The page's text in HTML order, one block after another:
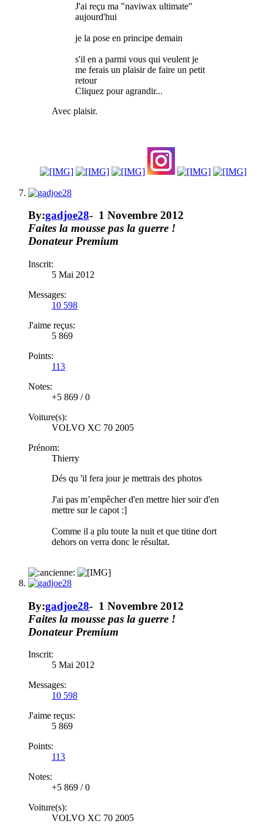
J'ai reçu ma "naviwax ultimate"
aujourd'hui
je la pose en principe demain
s'il en a parmi vous qui veulent je
me ferais un plaisir de faire un petit
retour
Cliquez pour agrandir...
Avec plaisir.
By:gadjoe28- 1 Novembre 2012
Faites la mousse pas la guerre !
Donateur Premium
Inscrit:
5 Mai 2012
Messages:
10 598
J'aime reçus:
5 869
Points:
113
Notes:
+5 869 /0
Voiture(s):
VOLVO XC 70 2005
Prénom:
Thierry
Dés qu 'il fera jour je mettrais des photos
J'ai pas m’empêcher d'en mettre hier soir d'en
mettre sur le capot :]
Comme il a plu toute la nuit et que titine dort
dehors on verra donc le résultat.
By:gadjoe28- 1 Novembre 2012
Faites la mousse pas la guerre !
Donateur Premium
Inscrit:
5 Mai 2012
Messages:
10 598
J'aime reçus:
5 869
Points:
113
Notes:
+5 869 /0
Voiture(s):
VOLVO XC 70 2005